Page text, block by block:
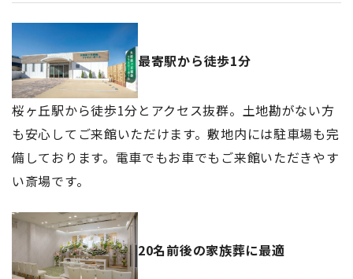
最寄駅から徒歩1分
桜ヶ丘駅から徒歩1分とアクセス抜群。土地勘がない方
も安心してご来館いただけます。敷地内には駐車場も完
備しております。電車でもお車でもご来館いただきやす
い斎場です。
20名前後の家族葬に最適